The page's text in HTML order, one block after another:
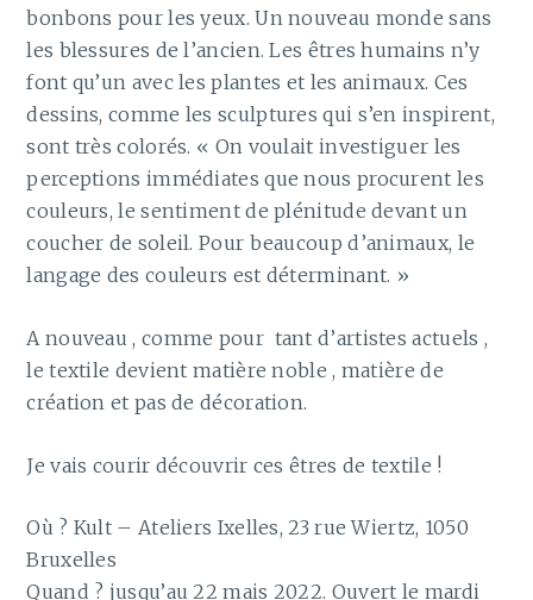
bonbons pour les yeux. Un nouveau monde sans
les blessures de l’ancien. Les êtres humains n’y
font qu’un avec les plantes et les animaux. Ces
dessins, comme les sculptures qui s’en inspirent,
sont très colorés. « On voulait investiguer les
perceptions immédiates que nous procurent les
couleurs, le sentiment de plénitude devant un
coucher de soleil. Pour beaucoup d’animaux, le
langage des couleurs est déterminant. »
A nouveau , comme pour tant d’artistes actuels ,
le textile devient matière noble , matière de
création et pas de décoration.
Je vais courir découvrir ces êtres de textile !
Où ? Kult – Ateliers Ixelles, 23 rue Wiertz, 1050
Bruxelles
Quand ? jusqu’au 22 mais 2022. Ouvert le mardi